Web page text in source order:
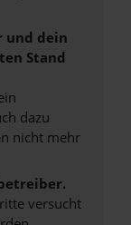
und dein
Stand
dazu
nicht mehr
versucht